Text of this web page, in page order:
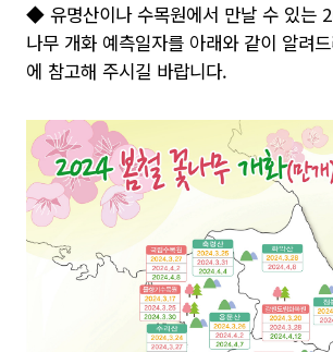
◆ 유명산이나 수목원에서 만날 수 있는
나무 개화 예측일자를 아래와 같이 알려
에 참고해 주시길 바랍니다.